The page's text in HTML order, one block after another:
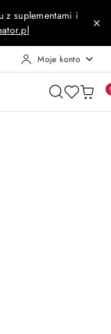
z suplementami i
Moje konto